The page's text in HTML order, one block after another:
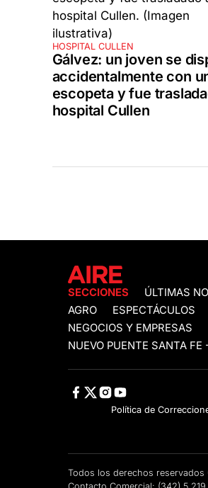
HOSPITAL CULLEN
Gálvez: un joven se
accidentalmente con
escopeta y fue
hospital Cullen
SECCIONES ÚLTIMAS
AGRO
ESPECTÁCULOS
NEGOCIOS Y EMPRESAS
NUEVO PUENTE SANTA
Política de
Todos los derechos reservados